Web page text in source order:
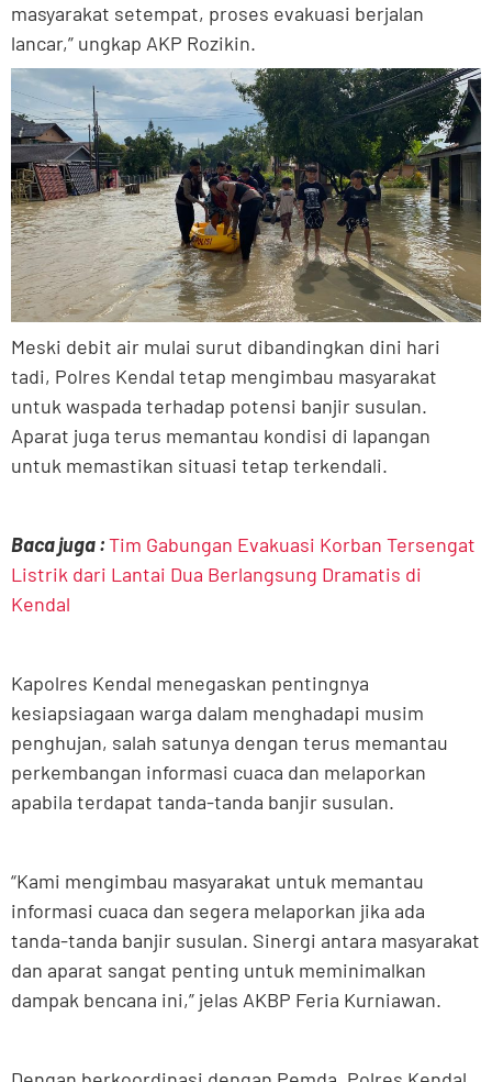
masyarakat setempat, proses evakuasi berjalan
lancar,” ungkap AKP Rozikin.
Meski debit air mulai surut dibandingkan dini hari
tadi, Polres Kendal tetap mengimbau masyarakat
untuk waspada terhadap potensi banjir susulan.
Aparat juga terus memantau kondisi di lapangan
untuk memastikan situasi tetap terkendali.
Baca juga :Tim Gabungan Evakuasi Korban Tersengat
Listrik dari Lantai Dua Berlangsung Dramatis di
Kendal
Kapolres Kendal menegaskan pentingnya
kesiapsiagaan warga dalam menghadapi musim
penghujan, salah satunya dengan terus memantau
perkembangan informasi cuaca dan melaporkan
apabila terdapat tanda-tanda banjir susulan.
“Kami mengimbau masyarakat untuk memantau
informasi cuaca dan segera melaporkan jika ada
tanda-tanda banjir susulan. Sinergi antara masyarakat
dan aparat sangat penting untuk meminimalkan
dampak bencana ini,” jelas AKBP Feria Kurniawan.